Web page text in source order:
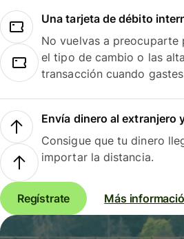
Una tarjeta de débito
No vuelvas a
el tipo de cambio o las
transacción cuando
Envía dinero al extranjero
Consigue que tu dinero
importar la distancia.
Regístrate Más